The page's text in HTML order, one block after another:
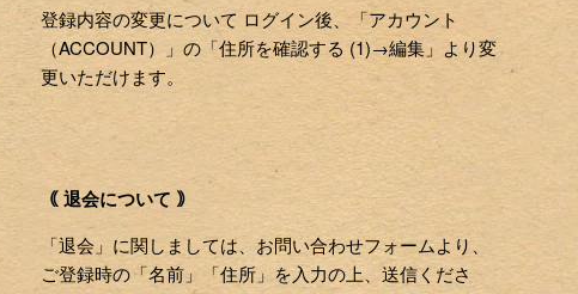
登録内容の変更について ログイン後、「アカウント
（ACCOUNT）」の「住所を確認する (1)→編集」より変
更いただけます。
｟ 退会について ｠
「退会」に関しましては、お問い合わせフォームより、
ご登録時の「名前」「住所」を入力の上、送信くださ